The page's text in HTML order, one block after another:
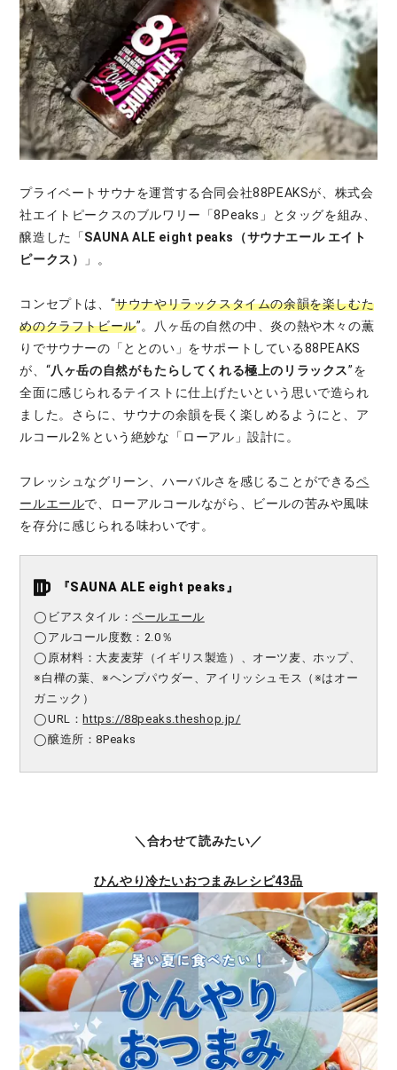
プライベートサウナを運営する合同会社88PEAKSが、株式会
社エイトピークスのブルワリー「8Peaks」とタッグを組み、
醸造した「SAUNA ALE eight peaks（サウナエール エイト
ピークス）
」。
コンセプトは、“サウナやリラックスタイムの余韻を楽しむた
めのクラフトビール”。八ヶ岳の自然の中、炎の熱や木々の薫
りでサウナーの「ととのい」をサポートしている88PEAKS
が、“八ヶ岳の自然がもたらしてくれる極上のリラックス”を
全面に感じられるテイストに仕上げたいという思いで造られ
ました。さらに、サウナの余韻を長く楽しめるようにと、ア
ルコール2％という絶妙な「ローアル」設計に。
フレッシュなグリーン、ハーバルさを感じることができるペ
ールエールで、ローアルコールながら、ビールの苦みや風味
を存分に感じられる味わいです。
『SAUNA ALE eight peaks 』
◯ビアスタイル：ペールエール
◯アルコール度数：2.0％
◯原材料：大麦麦芽（イギリス製造）、オーツ麦、ホップ、
※白樺の葉、※ヘンプパウダー、アイリッシュモス（※はオー
ガニック）
◯URL： https://88peaks.theshop.jp/
◯醸造所：8Peaks
＼合わせて読みたい／
ひんやり冷たいおつまみレシピ43品